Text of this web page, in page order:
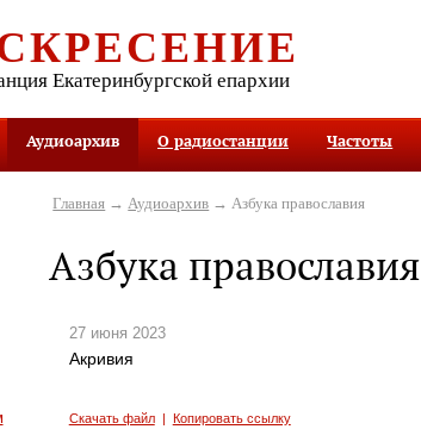
Екатеринбургской епархии
Аудиоархив О радиостанции Частоты
Главная → Аудиоархив → Азбука православия
Азбука православия
27 июня 2023
Акривия
Скачать файл| Копировать ссылку